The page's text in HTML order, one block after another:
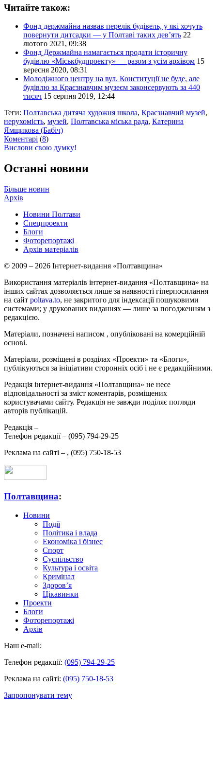
Читайте також:
Фонд держмайна назвав перелік будівель, у які хочуть
повернути дитсадки — у Полтаві таких дев’ять 22
лютого 2021, 09:38
Фонд Держмайна намагається продати історичну
будівлю «Міськбудпроекту» — разом з усім архівом 15
вересня 2020, 08:31
Молодіжного центру на вул. Конституції не буде, але
будівлю за Краєзнавчим музеєм законсервують за 440
тисяч 15 серпня 2019, 12:44
Теги: Полтавська дитяча художня школа, Краєзнавчий музей,
нерухомість, музей, Полтавська міська рада, Катерина
Ямщикова (Бабіч)
Коментарі (8)
Вислови свою думку!
Останні новини
Більше новин
Архів
Новини Полтави
Спецпроекти
Блоги
Фоторепортажі
Архів матеріалів
© 2009 – 2026 Інтернет-видання «Полтавщина»
Використання матеріалів інтернет-видання «Полтавщина» на
інших сайтах дозволяється лише за наявності гіперпосилання
на сайт poltava.to, не закритого для індексації пошуковими
системами; у друкованих виданнях — лише за погодженням з
редакцією.
Матеріали, позначені написом , опубліковані на комерційній
основі.
Матеріали, розміщені в розділах «Проекти» та «Блоги»,
публікуються за ініціативи сторонніх осіб і не є редакційними.
Редакція інтернет-видання «Полтавщина» не несе
відповідальності за зміст коментарів, розміщених
користувачами сайту. Редакція не завжди поділяє погляди
авторів публікацій.
Редакція –
Телефон редакції – (095) 794-29-25
Реклама на сайті – , (095) 750-18-53
Полтавщина:
Новини
Події
Політика і влада
Економіка і бізнес
Спорт
Суспільство
Культура і освіта
Кримінал
Здоров’я
Цікавинки
Проекти
Блоги
Фоторепортажі
Архів
Наш e-mail:
Телефон редакції: (095) 794-29-25
Реклама на сайті: (095) 750-18-53
Запропонувати тему